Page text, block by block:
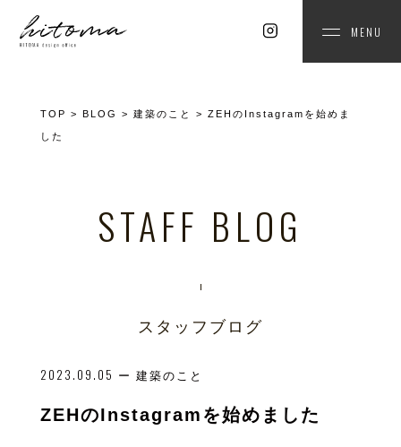
MENU
TOP > BLOG > 建築のこと > ZEHのInstagramを始めま
した
STAFF BLOG
スタッフブログ
2023.09.05 ー 建築のこと
ZEHのInstagramを始めました